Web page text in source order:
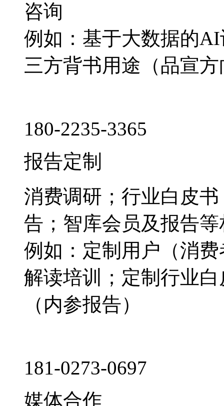
咨询
例如：基于大数据的
三方背书用途（品宣
180-2235-3365
报告定制
消费调研；行业白皮
告；智库会员及报告
例如：定制用户（消
解读培训；定制行业
（内参报告）
181-0273-0697
媒体合作